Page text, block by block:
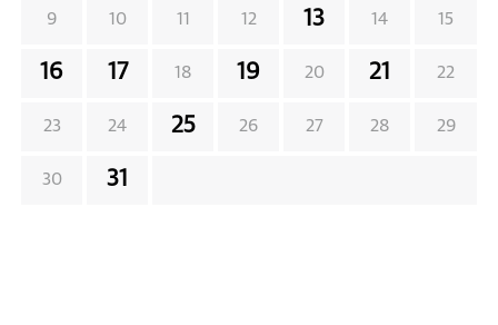
9 10 11 12 13 14 15
16 17 18 19 20 21 22
23 24 25 26 27 28 29
30 31